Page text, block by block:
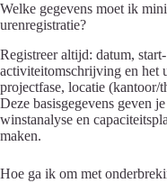
Welke gegevens moet ik
urenregistratie?
Registreer altijd: datum,
activiteitomschrijving en het
projectfase, locatie (kantoor/
Deze basisgegevens geven
winstanalyse en
maken.
Hoe ga ik om met